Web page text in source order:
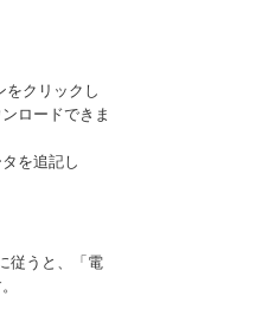
クリックし
ロードできま
を追記し
従うと、「電